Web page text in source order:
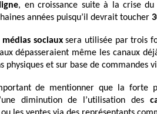
, en croissance suite à la crise
années puisqu’il devrait toucher
sociauxsera utilisée par trois
dépasseraient même les canaux
physiques et sur base de commandes
de mentionner que la forte
diminution de l’utilisation des